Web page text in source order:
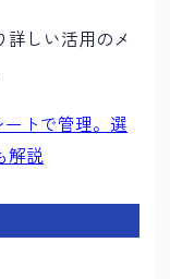
詳しい活用のメ
ートで管理。選
解説